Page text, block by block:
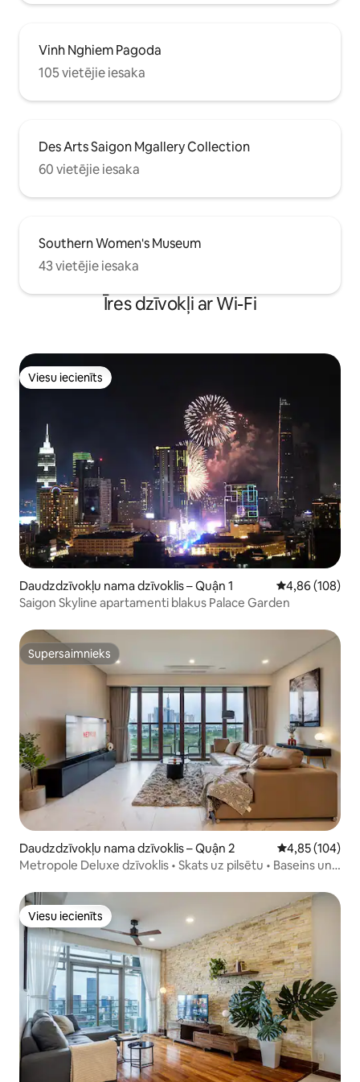
Austrumu pērli!
Vinh Nghiem Pagoda
105 vietējie iesaka
Des Arts Saigon Mgallery Collection
60 vietējie iesaka
Southern Women's Museum
43 vietējie iesaka
Īres dzīvokļi ar Wi-Fi
Viesu iecienīts
Viesu iecienīts
Daudzdzīvokļu nama dzīvoklis – Quận 1 Vidējais
4,86 (108)
Saigon Skyline apartamenti blakus Palace Garden
Supersaimnieks
Supersaimnieks
Daudzdzīvokļu nama dzīvoklis – Quận 2 Vidējais
4,85 (104)
Metropole Deluxe dzīvoklis • Skats uz pilsētu • Baseins un
Viesu iecienīts
Viesu iecienīts